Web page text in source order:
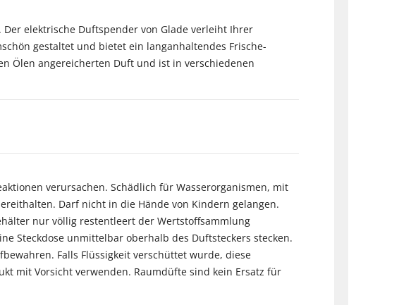
elektrische Duftspender von Glade verleiht Ihrer
gestaltet und bietet ein langanhaltendes Frische-
Ölen angereicherten Duft und ist in verschiedenen
verursachen. Schädlich für Wasserorganismen, mit
Darf nicht in die Hände von Kindern gelangen.
nur völlig restentleert der Wertstoffsammlung
Steckdose unmittelbar oberhalb des Duftsteckers stecken.
Falls Flüssigkeit verschüttet wurde, diese
mit Vorsicht verwenden. Raumdüfte sind kein Ersatz für